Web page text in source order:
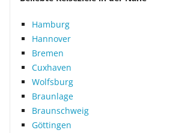
Hamburg
Hannover
Bremen
Cuxhaven
Wolfsburg
Braunlage
Braunschweig
Göttingen